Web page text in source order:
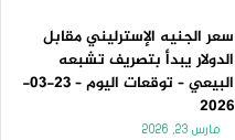
سعر الجنيه الإسترليني مقابل
الدولار يبدأ بتصريف تشبعه
البيعي – توقعات اليوم – 23-03-
2026
مارس 23, 2026